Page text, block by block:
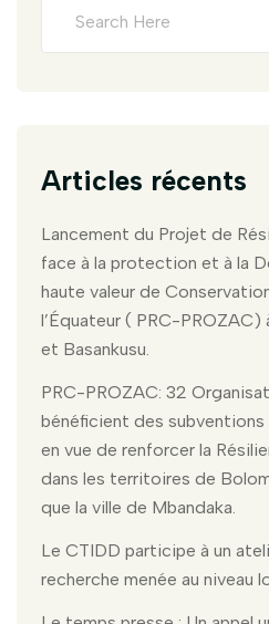
Articles récents
Lancement du Projet de
face à la protection et à la
haute valeur de
l’Équateur ( PRC-PROZAC)
et Basankusu.
PRC-PROZAC: 32
bénéficient des
en vue de renforcer la
dans les territoires de
que la ville de Mbandaka.
Le CTIDD participe à un
recherche menée au niveau